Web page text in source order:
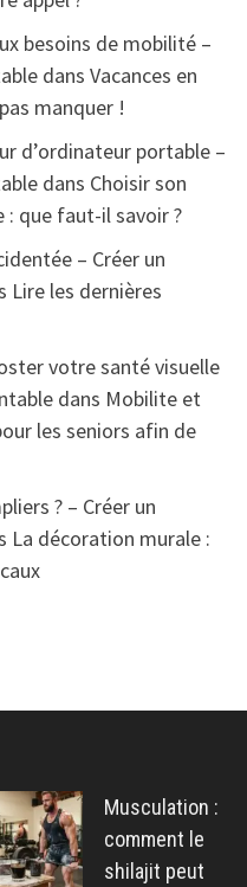
besoins de mobilité –
dans Vacances en
manquer !
d’ordinateur portable –
dans Choisir son
: que faut-il savoir ?
– Créer un
Lire les dernières
votre santé visuelle
dans Mobilite et
les seniors afin de
? – Créer un
La décoration murale :
Musculation :
comment le
shilajit peut